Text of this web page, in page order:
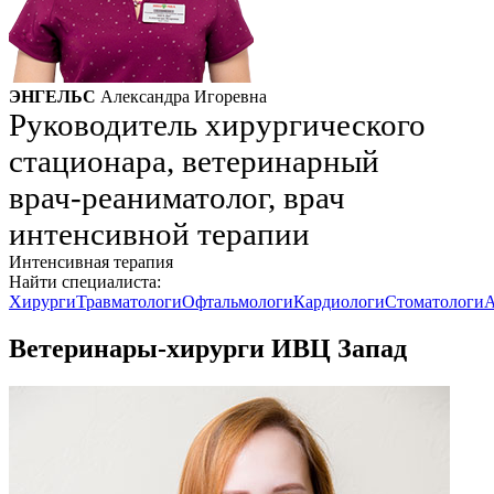
ЭНГЕЛЬС Александра Игоревна
Руководитель хирургического
стационара, ветеринарный
врач-реаниматолог, врач
интенсивной терапии
Интенсивная терапия
Найти специалиста:
ХирургиТравматологиОфтальмологиКардиологиСтоматологи
Ветеринары-хирурги ИВЦ Запад